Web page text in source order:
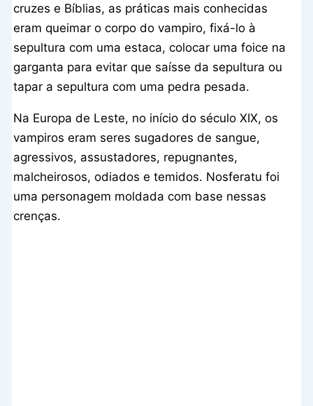
cruzes e Bíblias, as práticas mais conhecidas
eram queimar o corpo do vampiro, fixá-lo à
sepultura com uma estaca, colocar uma foice na
garganta para evitar que saísse da sepultura ou
tapar a sepultura com uma pedra pesada.
Na Europa de Leste, no início do século XIX, os
vampiros eram seres sugadores de sangue,
agressivos, assustadores, repugnantes,
malcheirosos, odiados e temidos. Nosferatu foi
uma personagem moldada com base nessas
crenças.